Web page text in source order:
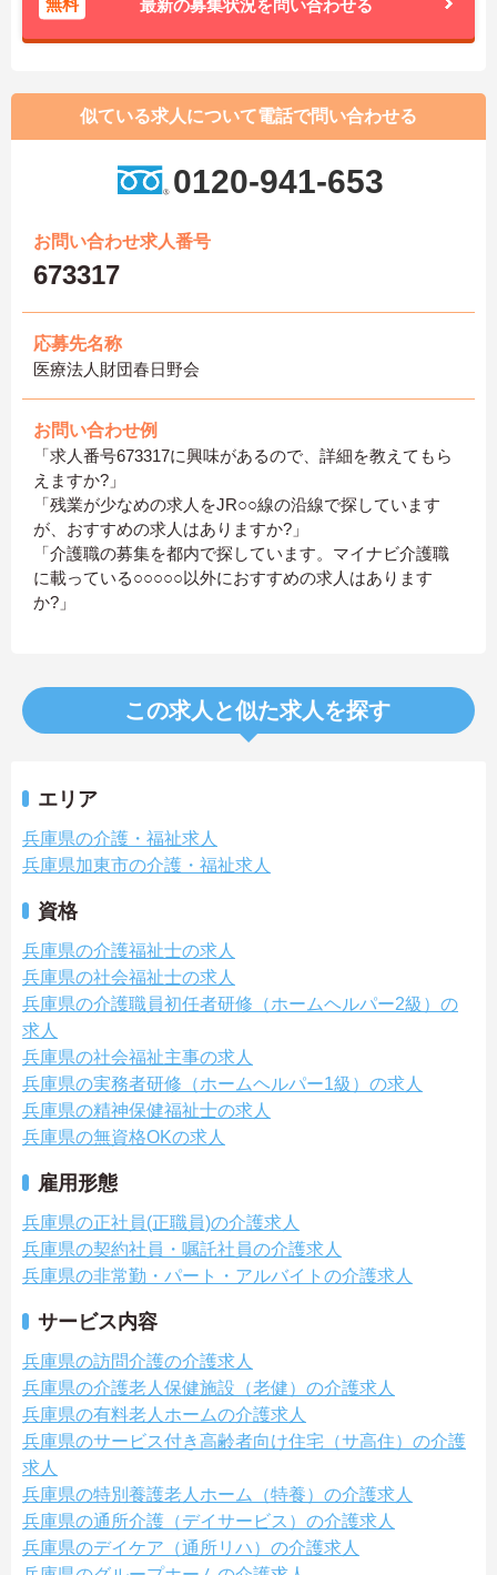
無料 最新の募集状況を問い合わせる
似ている求人について電話で問い合わせる
0120-941-653
お問い合わせ求人番号
673317
応募先名称
医療法人財団春日野会
お問い合わせ例
「求人番号673317に興味があるので、詳細を教えてもら
えますか?」
「残業が少なめの求人をJR○○線の沿線で探しています
が、おすすめの求人はありますか?」
「介護職の募集を都内で探しています。マイナビ介護職
に載っている○○○○○以外におすすめの求人はあります
か?」
この求人と似た求人を探す
エリア
兵庫県の介護・福祉求人
兵庫県加東市の介護・福祉求人
資格
兵庫県の介護福祉士の求人
兵庫県の社会福祉士の求人
兵庫県の介護職員初任者研修（ホームヘルパー2級）の
求人
兵庫県の社会福祉主事の求人
兵庫県の実務者研修（ホームヘルパー1級）の求人
兵庫県の精神保健福祉士の求人
兵庫県の無資格OKの求人
雇用形態
兵庫県の正社員(正職員)の介護求人
兵庫県の契約社員・嘱託社員の介護求人
兵庫県の非常勤・パート・アルバイトの介護求人
サービス内容
兵庫県の訪問介護の介護求人
兵庫県の介護老人保健施設（老健）の介護求人
兵庫県の有料老人ホームの介護求人
兵庫県のサービス付き高齢者向け住宅（サ高住）の介護
求人
兵庫県の特別養護老人ホーム（特養）の介護求人
兵庫県の通所介護（デイサービス）の介護求人
兵庫県のデイケア（通所リハ）の介護求人